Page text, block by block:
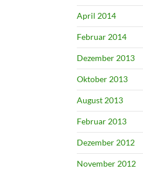
April 2014
Februar 2014
Dezember 2013
Oktober 2013
August 2013
Februar 2013
Dezember 2012
November 2012